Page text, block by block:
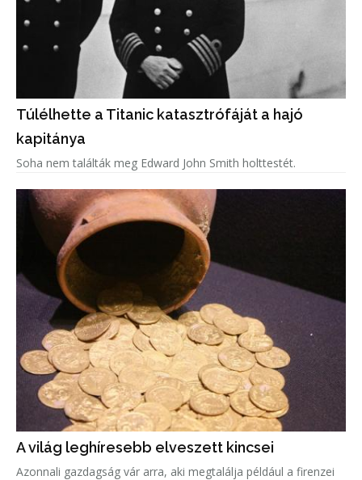
Túlélhette a Titanic katasztrófáját a hajó
kapitánya
Soha nem találták meg Edward John Smith holttestét.
A világ leghíresebb elveszett kincsei
Azonnali gazdagság vár arra, aki megtalálja például a firenzei